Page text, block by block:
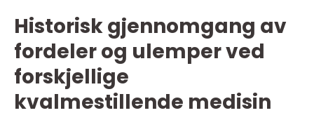
Historisk gjennomgang av
fordeler og ulemper ved
forskjellige
kvalmestillende medisin